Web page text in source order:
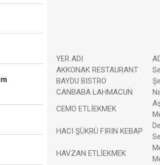
YER ADI
AKKONAK RESTAURANT
BAYDU BISTRO
CANBABA LAHMACUN
CEMO ETLİEKMEK
HACI ŞÜKRÜ FIRIN KEBAP
HAVZAN ETLİEKMEK